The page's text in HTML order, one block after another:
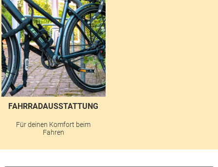
FAHRRADAUSSTATTUNG
Für deinen Komfort beim
Fahren